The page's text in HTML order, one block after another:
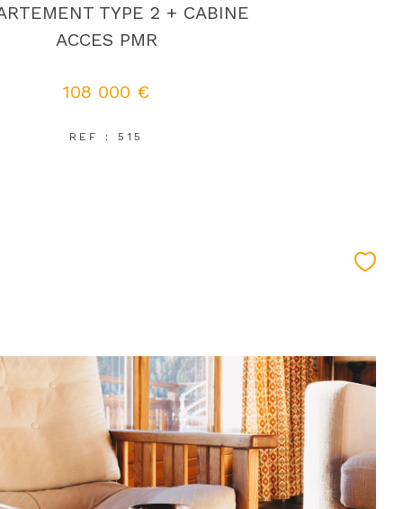
TYPE 2 + CABINE
ACCES PMR
108 000 €
REF : 515